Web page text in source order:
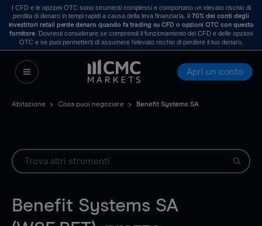
I CFD e le opzioni OTC sono strumenti complessi e comportano un elevato rischio di
perdita di denaro in tempi rapidi a causa della leva finanziaria. Il70% dei conti degli
investitori retail perde denaro quando fa trading su CFD o opzioni OTC con questo
fornitore . Dovresti considerare se comprendi il funzionamento dei CFD e delle opzioni
OTC e se puoi permetterti di assumere l’elevato rischio di perdere il tuo denaro.
Apri un conto
Abitazione Cosa puoi negoziare Benefit Systems SA
Benefit Systems SA